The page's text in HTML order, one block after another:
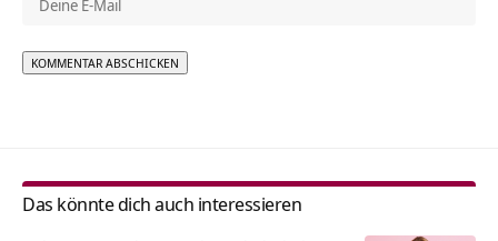
Das könnte dich auch interessieren